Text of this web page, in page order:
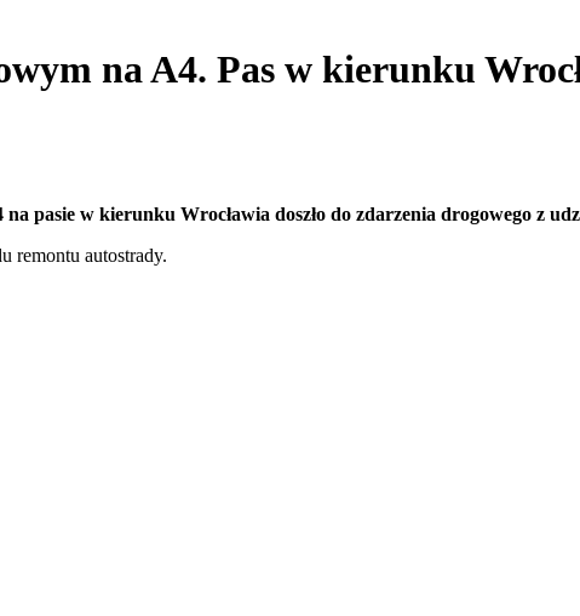
na A4. Pas w kierunku
pasie w kierunku Wrocławia doszło do zdarzenia drogowego z
remontu autostrady.